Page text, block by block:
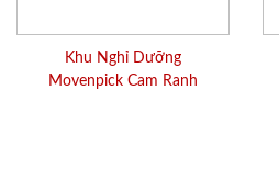
Khu Nghỉ Dưỡng
Movenpick Cam Ranh